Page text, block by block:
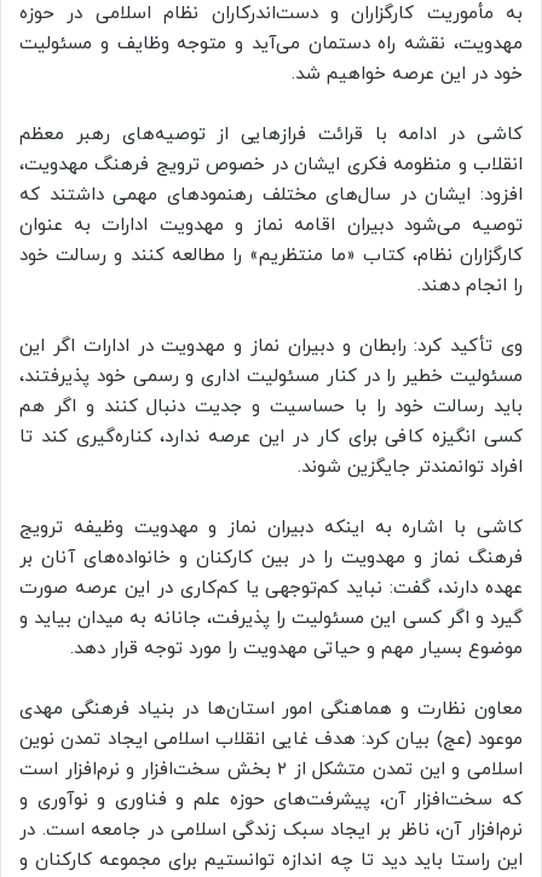
به مأموریت کارگزاران و دست‌اندرکاران نظام اسلامی در حوزه
مهدویت، نقشه راه دستمان می‌آید و متوجه وظایف و مسئولیت
خود در این عرصه خواهیم شد.
کاشی در ادامه با قرائت فرازهایی از توصیه‌های رهبر معظم
انقلاب و منظومه فکری ایشان در خصوص ترویج فرهنگ مهدویت،
افزود: ایشان در سال‌های مختلف رهنمودهای مهمی داشتند که
توصیه می‌شود دبیران اقامه نماز و مهدویت ادارات به عنوان
کارگزاران نظام، کتاب «ما منتظریم» را مطالعه کنند و رسالت خود
را انجام دهند.
وی تأکید کرد: رابطان و دبیران نماز و مهدویت در ادارات اگر این
مسئولیت خطیر را در کنار مسئولیت اداری و رسمی خود پذیرفتند،
باید رسالت خود را با حساسیت و جدیت دنبال کنند و اگر هم
کسی انگیزه کافی برای کار در این عرصه ندارد، کناره‌گیری کند تا
افراد توانمندتر جایگزین شوند.
کاشی با اشاره به اینکه دبیران نماز و مهدویت وظیفه ترویج
فرهنگ نماز و مهدویت را در بین کارکنان و خانواده‌های آنان بر
عهده دارند، گفت: نباید کم‌توجهی یا کم‌کاری در این عرصه صورت
گیرد و اگر کسی این مسئولیت را پذیرفت، جانانه به میدان بیاید و
موضوع بسیار مهم و حیاتی مهدویت را مورد توجه قرار دهد.
معاون نظارت و هماهنگی امور استان‌ها در بنیاد فرهنگی مهدی
موعود (عج) بیان کرد: هدف غایی انقلاب اسلامی ایجاد تمدن نوین
اسلامی و این تمدن متشکل از ۲ بخش سخت‌افزار و نرم‌افزار است
که سخت‌افزار آن، پیشرفت‌های حوزه علم و فناوری و نوآوری و
نرم‌افزار آن، ناظر بر ایجاد سبک زندگی اسلامی در جامعه است. در
این راستا باید دید تا چه اندازه توانستیم برای مجموعه کارکنان و